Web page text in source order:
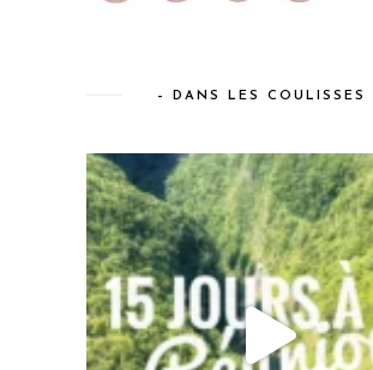
– DANS LES COULISSES